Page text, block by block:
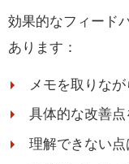
効果的なフィード
あります：
メモを取りな
具体的な改善点
理解できない